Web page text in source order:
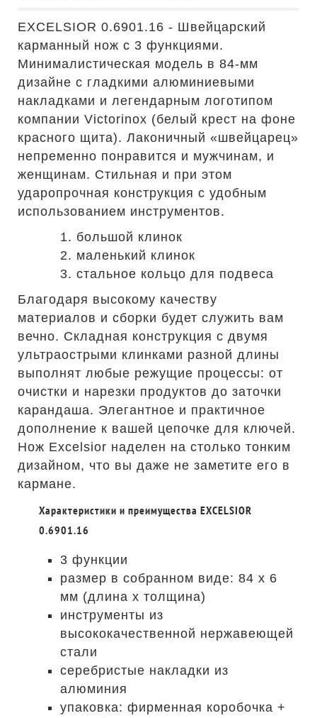
EXCELSIOR 0.6901.16 - Швейцарский
карманный нож с 3 функциями.
Минималистическая модель в 84-мм
дизайне с гладкими алюминиевыми
накладками и легендарным логотипом
компании Victorinox (белый крест на фоне
красного щита). Лаконичный «швейцарец»
непременно понравится и мужчинам, и
женщинам. Стильная и при этом
ударопрочная конструкция с удобным
использованием инструментов.
1. большой клинок
2. маленький клинок
3. стальное кольцо для подвеса
Благодаря высокому качеству
материалов и сборки будет служить вам
вечно. Складная конструкция с двумя
ультраострыми клинками разной длины
выполнят любые режущие процессы: от
очистки и нарезки продуктов до заточки
карандаша. Элегантное и практичное
дополнение к вашей цепочке для ключей.
Нож Excelsior наделен на столько тонким
дизайном, что вы даже не заметите его в
кармане.
Характеристики и преимущества EXCELSIOR
0.6901.16
3 функции
размер в собранном виде: 84 х 6
мм (длина х толщина)
инструменты из
высококачественной нержавеющей
стали
серебристые накладки из
алюминия
упаковка: фирменная коробочка +